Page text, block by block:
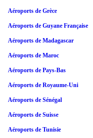
Aéroports de Grèce
Aéroports de Guyane Française
Aéroports de Madagascar
Aéroports de Maroc
Aéroports de Pays-Bas
Aéroports de Royaume-Uni
Aéroports de Sénégal
Aéroports de Suisse
Aéroports de Tunisie